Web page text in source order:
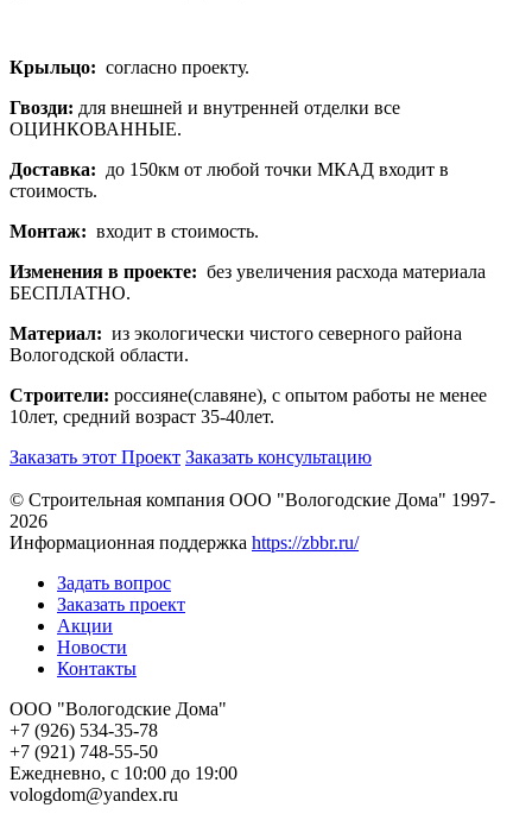
Крыльцо: согласно проекту.
Гвозди: для внешней и внутренней отделки все
ОЦИНКОВАННЫЕ.
Доставка: до 150км от любой точки МКАД входит в
стоимость.
Монтаж: входит в стоимость.
Изменения в проекте: без увеличения расхода материала
БЕСПЛАТНО.
Материал: из экологически чистого северного района
Вологодской области.
Строители: россияне(славяне), с опытом работы не менее
10лет, средний возраст 35-40лет.
Заказать этот Проект Заказать консультацию
© Строительная компания ООО "Вологодские Дома" 1997-
2026
Информационная поддержка https://zbbr.ru/
Задать вопрос
Заказать проект
Акции
Новости
Контакты
ООО "Вологодские Дома"
+7 (926) 534-35-78
+7 (921) 748-55-50
Ежедневно, с 10:00 до 19:00
vologdom@yandex.ru